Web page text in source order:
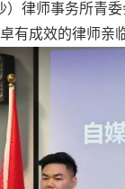
师事务所青委
成效的律师亲